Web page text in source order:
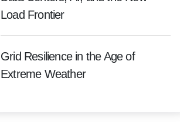
Load Frontier
Grid Resilience in the Age of
Extreme Weather